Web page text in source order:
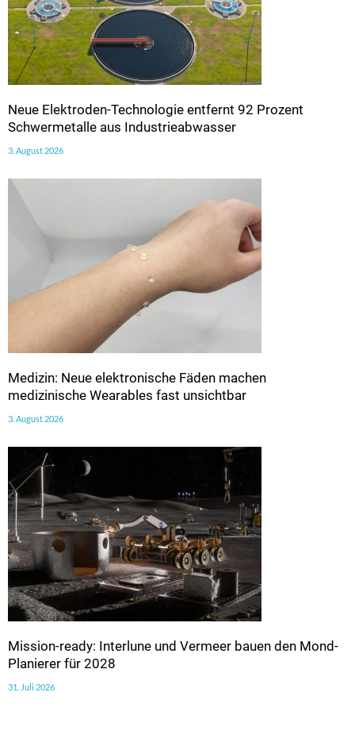
Neue Elektroden-Technologie entfernt 92 Prozent
Schwermetalle aus Industrieabwasser
3. August 2026
Medizin: Neue elektronische Fäden machen
medizinische Wearables fast unsichtbar
3. August 2026
Mission-ready: Interlune und Vermeer bauen den Mond-
Planierer für 2028
31. Juli 2026